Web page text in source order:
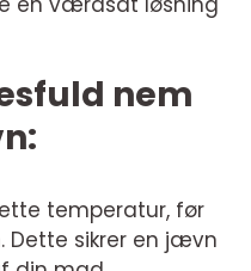
nem
temperatur, før
Dette sikrer en jævn